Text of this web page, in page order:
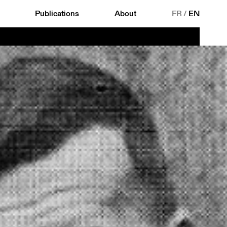
Publications About FR/ EN